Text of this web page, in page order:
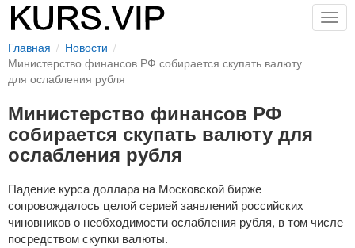
Главная
Новости
Министерство финансов РФ собирается скупать валюту
для ослабления рубля
Министерство финансов РФ
собирается скупать валюту для
ослабления рубля
Падение курса доллара на Московской бирже
сопровождалось целой серией заявлений российских
чиновников о необходимости ослабления рубля, в том числе
посредством скупки валюты.